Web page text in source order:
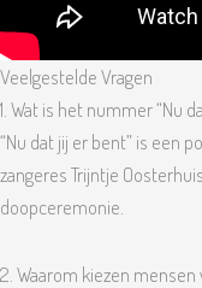
Veelgestelde Vragen
1. Wat is het nummer “Nu
“Nu dat jij er bent” is een
zangeres Trijntje
doopceremonie.
2. Waarom kiezen